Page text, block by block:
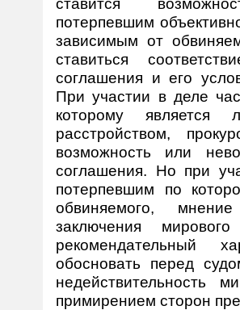
потерпевшим
зависимым от
ставиться
соглашения и его
При участии в деле
которому является
расстройством,
возможность или
соглашения. Но при
потерпевшим по
обвиняемого,
заключения
рекомендательный
обосновать перед
недействительность
примирением сторон